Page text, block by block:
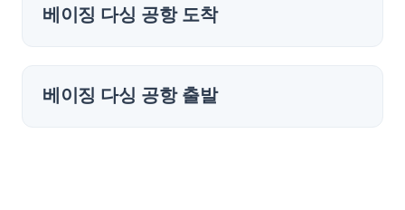
베이징 다싱 공항 도착
베이징 다싱 공항 출발